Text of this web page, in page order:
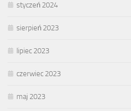
styczeń 2024
sierpień 2023
lipiec 2023
czerwiec 2023
maj 2023